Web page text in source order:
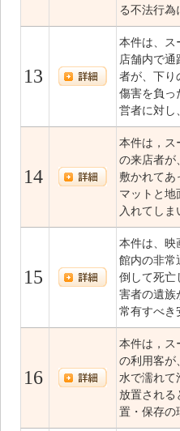
る不法行為
13
本件は、ス
店舗内で
者が、下り
傷害を負っ
営者に対し
14
本件は，ス
の来店者が
敷かれてあ
マットと地
入れてしま
15
本件は、映
館内の非常
倒して死亡
害者の遺族
常有すべき
16
本件は，ス
の利用客が
水で濡れて
放置される
置・保存の